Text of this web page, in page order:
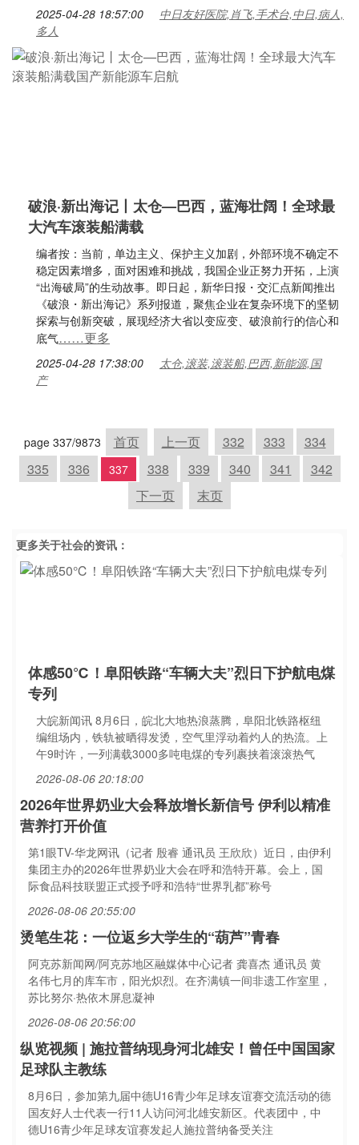
2025-04-28 18:57:00
中日友好医院,肖飞,手术台,中日,病人,
多人
破浪·新出海记丨太仓—巴西，蓝海壮阔！全球最
大汽车滚装船满载
编者按：当前，单边主义、保护主义加剧，外部环境不确定不
稳定因素增多，面对困难和挑战，我国企业正努力开拓，上演
“出海破局”的生动故事。即日起，新华日报・交汇点新闻推出
《破浪・新出海记》系列报道，聚焦企业在复杂环境下的坚韧
探索与创新突破，展现经济大省以变应变、破浪前行的信心和
底气……更多
2025-04-28 17:38:00
太仓,滚装,滚装船,巴西,新能源,国
产
page 337/9873 首页 上一页 332 333
334
335
336 337 338 339 340 341
342
下一页
末页
更多关于社会的资讯：
体感50℃！阜阳铁路“车辆大夫”烈日下护航电煤
专列
大皖新闻讯 8月6日，皖北大地热浪蒸腾，阜阳北铁路枢纽
编组场内，铁轨被晒得发烫，空气里浮动着灼人的热流。上
午9时许，一列满载3000多吨电煤的专列裹挟着滚滚热气
2026-08-06 20:18:00
2026年世界奶业大会释放增长新信号 伊利以精准
营养打开价值
第1眼TV-华龙网讯（记者 殷睿 通讯员 王欣欣）近日，由伊利
集团主办的2026年世界奶业大会在呼和浩特开幕。会上，国
际食品科技联盟正式授予呼和浩特“世界乳都”称号
2026-08-06 20:55:00
烫笔生花：一位返乡大学生的“葫芦”青春
阿克苏新闻网/阿克苏地区融媒体中心记者 龚喜杰 通讯员 黄
名伟七月的库车市，阳光炽烈。在齐满镇一间非遗工作室里，
苏比努尔·热依木屏息凝神
2026-08-06 20:56:00
纵览视频 | 施拉普纳现身河北雄安！曾任中国国家
足球队主教练
8月6日，参加第九届中德U16青少年足球友谊赛交流活动的德
国友好人士代表一行11人访问河北雄安新区。代表团中，中
德U16青少年足球友谊赛发起人施拉普纳备受关注